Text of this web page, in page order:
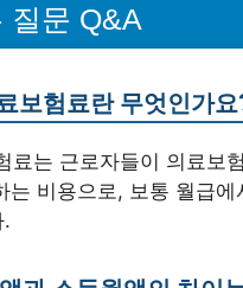
질문 Q&A
보험료란 무엇인가
료는 근로자들이 의료보
는 비용으로, 보통 월급에
.